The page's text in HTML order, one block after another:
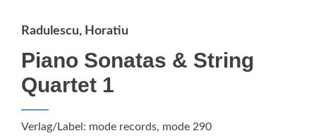
Radulescu, Horatiu
Piano Sonatas & String
Quartet 1
Verlag/Label: mode records, mode 290